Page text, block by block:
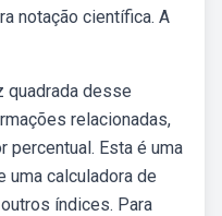
notação científica. A
quadrada desse
relacionadas,
percentual. Esta é uma
uma calculadora de
índices. Para